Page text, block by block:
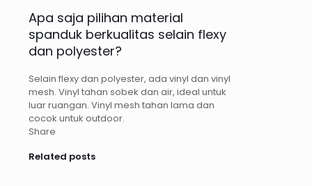
Apa saja pilihan material
spanduk berkualitas selain flexy
dan polyester?
Selain flexy dan polyester, ada vinyl dan vinyl
mesh. Vinyl tahan sobek dan air, ideal untuk
luar ruangan. Vinyl mesh tahan lama dan
cocok untuk outdoor.
Share
Related posts